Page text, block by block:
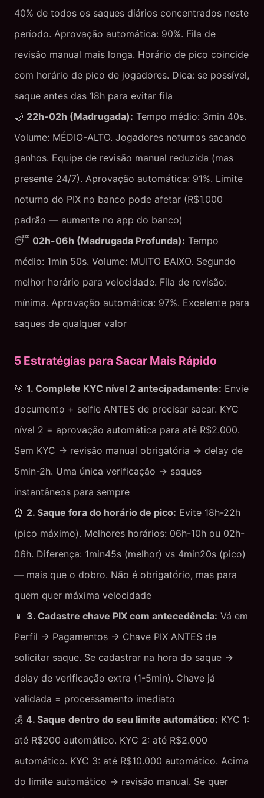
40% de todos os saques diários concentrados neste
período. Aprovação automática: 90%. Fila de
revisão manual mais longa. Horário de pico coincide
com horário de pico de jogadores. Dica: se possível,
saque antes das 18h para evitar fila
🌙 22h-02h (Madrugada): Tempo médio: 3min 40s.
Volume: MÉDIO-ALTO. Jogadores noturnos sacando
ganhos. Equipe de revisão manual reduzida (mas
presente 24/7). Aprovação automática: 91%. Limite
noturno do PIX no banco pode afetar (R$1.000
padrão — aumente no app do banco)
😴 02h-06h (Madrugada Profunda): Tempo
médio: 1min 50s. Volume: MUITO BAIXO. Segundo
melhor horário para velocidade. Fila de revisão:
mínima. Aprovação automática: 97%. Excelente para
saques de qualquer valor
5 Estratégias para Sacar Mais Rápido
🎯 1. Complete KYC nível 2 antecipadamente: Envie
documento + selfie ANTES de precisar sacar. KYC
nível 2 = aprovação automática para até R$2.000.
Sem KYC → revisão manual obrigatória → delay de
5min-2h. Uma única verificação → saques
instantâneos para sempre
⏰ 2. Saque fora do horário de pico: Evite 18h-22h
(pico máximo). Melhores horários: 06h-10h ou 02h-
06h. Diferença: 1min45s (melhor) vs 4min20s (pico)
— mais que o dobro. Não é obrigatório, mas para
quem quer máxima velocidade
📱 3. Cadastre chave PIX com antecedência: Vá em
Perfil → Pagamentos → Chave PIX ANTES de
solicitar saque. Se cadastrar na hora do saque →
delay de verificação extra (1-5min). Chave já
validada = processamento imediato
💰 4. Saque dentro do seu limite automático: KYC 1:
até R$200 automático. KYC 2: até R$2.000
automático. KYC 3: até R$10.000 automático. Acima
do limite automático → revisão manual. Se quer